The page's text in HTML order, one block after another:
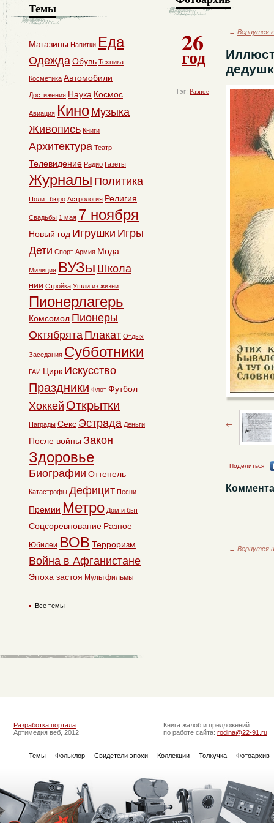
26
год
Тэг: Разное
← Вернутся
Поделиться
← Вернутся
Темы
Магазины Напитки Еда
ОдеждаОбувь Техника
Косметика Автомобили
Достижения Наука Космос
Авиация Кино Музыка
Живопись Книги
Архитектура Театр
Телевидение Радио Газеты
Журналы Политика
Полит бюро Астрология Религия
Свадьбы 1 мая 7 ноября
Новый год Игрушки Игры
Дети Спорт Армия Мода
Милиция ВУЗы Школа
НИИ Стройка Ушли из жизни
Пионерлагерь
Комсомол Пионеры
Октябрята Плакат Отдых
Заседания Субботники
ГАИ Цирк Искусство
Праздники Флот Футбол
Хоккей Открытки
Награды Секс Эстрада Деньги
После войны Закон
Здоровье
Биографии Оттепель
Катастрофы Дефицит Песни
Премии Метро Дом и быт
Соцсоревнование Разное
Юбилеи ВОВ Терроризм
Война в Афганистане
Эпоха застоя Мультфильмы
Все темы
Разработка портала
Артимедия веб, 2012
Книга жалоб и предложений
по работе сайта: rodina@22-91.ru
Темы Фольклор Свидетели эпохи Коллекции Толкучка Фотоархив